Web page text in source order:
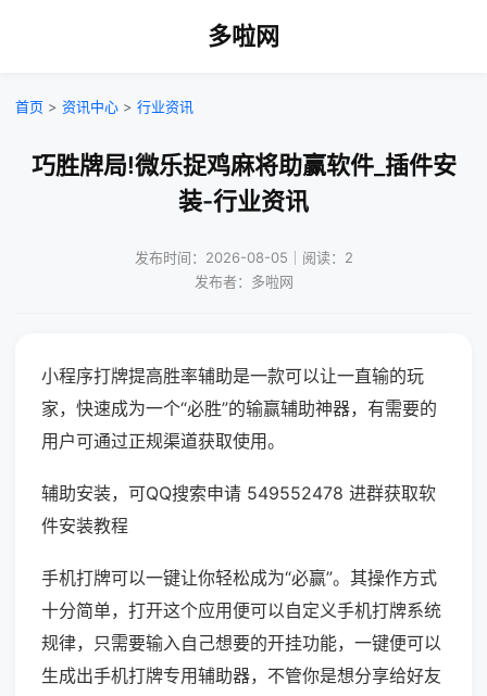
多啦网
首页 > 资讯中心 > 行业资讯
巧胜牌局!微乐捉鸡麻将助赢软件_插件安
装-行业资讯
发布时间：2026-08-05｜阅读：2
发布者：多啦网
小程序打牌提高胜率辅助是一款可以让一直输的玩
家，快速成为一个“必胜”的输赢辅助神器，有需要的
用户可通过正规渠道获取使用。
辅助安装，可QQ搜索申请 549552478 进群获取软
件安装教程
手机打牌可以一键让你轻松成为“必赢”。其操作方式
十分简单，打开这个应用便可以自定义手机打牌系统
规律，只需要输入自己想要的开挂功能，一键便可以
生成出手机打牌专用辅助器，不管你是想分享给好友